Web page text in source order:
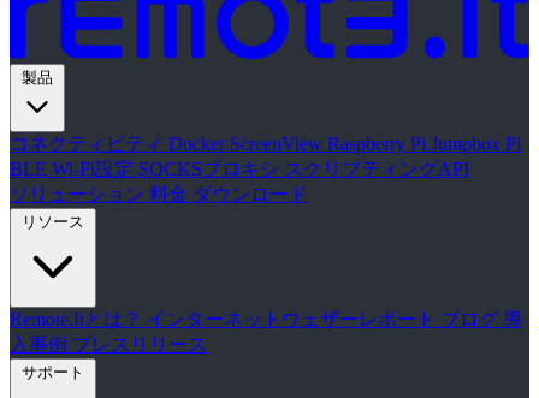
コネクティビティ Docker ScreenView Raspberry Pi Jumpbox Pi
BLE Wi-Fi設定 SOCKSプロキシ スクリプティングAPI
ソリューション 料金 ダウンロード
Remote.Itとは？ インターネットウェザーレポート ブログ 導
入事例 プレスリリース